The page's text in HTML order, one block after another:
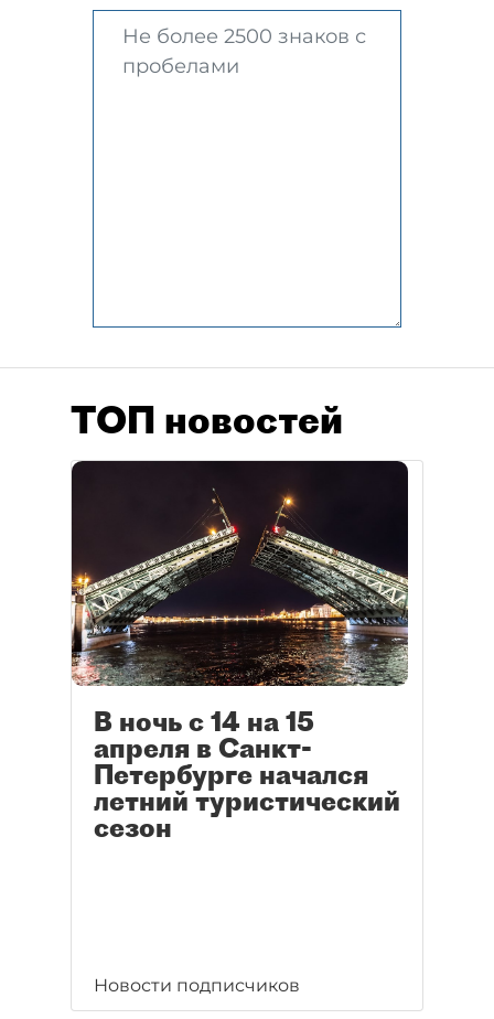
ТОП новостей
В ночь с 14 на 15
апреля в Санкт-
Петербурге начался
летний туристический
сезон
Новости подписчиков